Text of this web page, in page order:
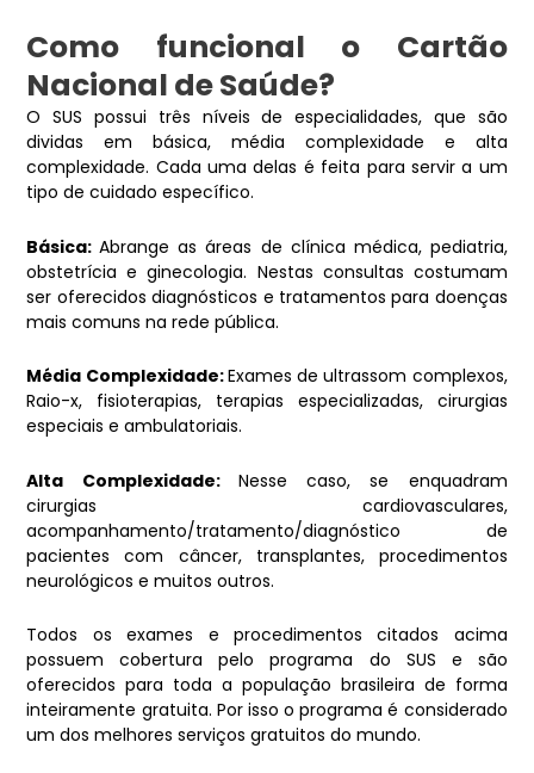
Como funcional o Cartão
Nacional de Saúde?
O SUS possui três níveis de especialidades, que são
dividas em básica, média complexidade e alta
complexidade. Cada uma delas é feita para servir a um
tipo de cuidado específico.
Básica:Abrange as áreas de clínica médica, pediatria,
obstetrícia e ginecologia. Nestas consultas costumam
ser oferecidos diagnósticos e tratamentos para doenças
mais comuns na rede pública.
Média Complexidade:Exames de ultrassom complexos,
Raio-x, fisioterapias, terapias especializadas, cirurgias
especiais e ambulatoriais.
Alta Complexidade: Nesse caso, se enquadram
cirurgias cardiovasculares,
acompanhamento/tratamento/diagnóstico de
pacientes com câncer, transplantes, procedimentos
neurológicos e muitos outros.
Todos os exames e procedimentos citados acima
possuem cobertura pelo programa do SUS e são
oferecidos para toda a população brasileira de forma
inteiramente gratuita. Por isso o programa é considerado
um dos melhores serviços gratuitos do mundo.